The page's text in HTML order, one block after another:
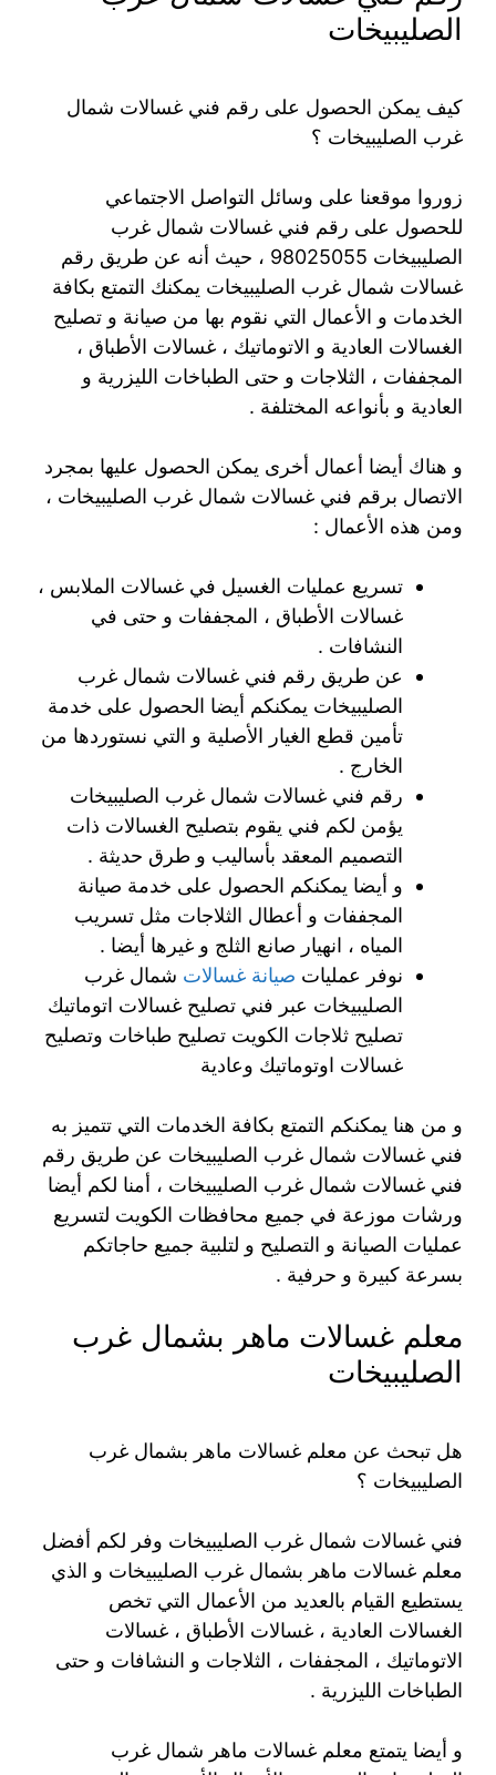
الصليبيخات
كيف يمكن الحصول على رقم فني غسالات شمال
غرب الصليبيخات ؟
زوروا موقعنا على وسائل التواصل الاجتماعي
للحصول على رقم فني غسالات شمال غرب
الصليبيخات 98025055 ، حيث أنه عن طريق رقم
غسالات شمال غرب الصليبيخات يمكنك التمتع بكافة
الخدمات و الأعمال التي نقوم بها من صيانة و تصليح
الغسالات العادية و الاتوماتيك ، غسالات الأطباق ،
المجففات ، الثلاجات و حتى الطباخات الليزرية و
العادية و بأنواعه المختلفة .
و هناك أيضا أعمال أخرى يمكن الحصول عليها بمجرد
الاتصال برقم فني غسالات شمال غرب الصليبيخات ،
ومن هذه الأعمال :
تسريع عمليات الغسيل في غسالات الملابس ،
غسالات الأطباق ، المجففات و حتى في
النشافات .
عن طريق رقم فني غسالات شمال غرب
الصليبيخات يمكنكم أيضا الحصول على خدمة
تأمين قطع الغيار الأصلية و التي نستوردها من
الخارج .
رقم فني غسالات شمال غرب الصليبيخات
يؤمن لكم فني يقوم بتصليح الغسالات ذات
التصميم المعقد بأساليب و طرق حديثة .
و أيضا يمكنكم الحصول على خدمة صيانة
المجففات و أعطال الثلاجات مثل تسريب
المياه ، انهيار صانع الثلج و غيرها أيضا .
نوفر عمليات صيانة غسالات شمال غرب
الصليبيخات عبر فني تصليح غسالات اتوماتيك
تصليح ثلاجات الكويت تصليح طباخات وتصليح
غسالات اوتوماتيك وعادية
و من هنا يمكنكم التمتع بكافة الخدمات التي تتميز به
فني غسالات شمال غرب الصليبيخات عن طريق رقم
فني غسالات شمال غرب الصليبيخات ، أمنا لكم أيضا
ورشات موزعة في جميع محافظات الكويت لتسريع
عمليات الصيانة و التصليح و لتلبية جميع حاجاتكم
بسرعة كبيرة و حرفية .
معلم غسالات ماهر بشمال غرب
الصليبيخات
هل تبحث عن معلم غسالات ماهر بشمال غرب
الصليبيخات ؟
فني غسالات شمال غرب الصليبيخات وفر لكم أفضل
معلم غسالات ماهر بشمال غرب الصليبيخات و الذي
يستطيع القيام بالعديد من الأعمال التي تخص
الغسالات العادية ، غسالات الأطباق ، غسالات
الاتوماتيك ، المجففات ، الثلاجات و النشافات و حتى
الطباخات الليزرية .
و أيضا يتمتع معلم غسالات ماهر شمال غرب